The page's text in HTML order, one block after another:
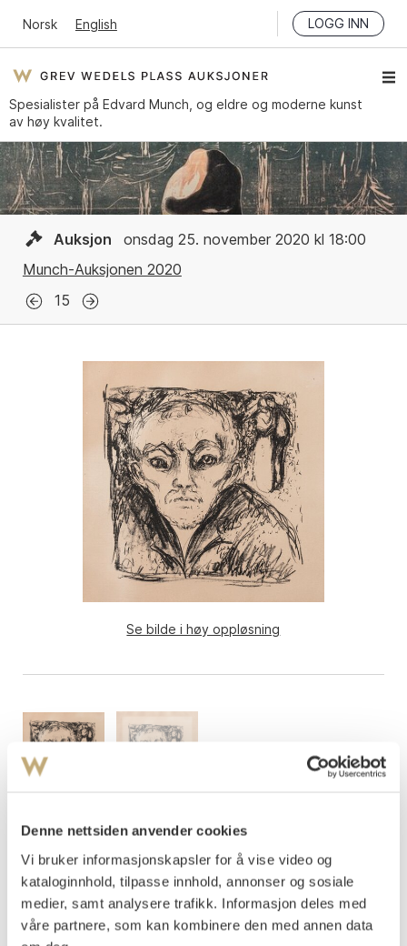
Denne nettsiden anvender cookies
Vi bruker informasjonskapsler for å vise video og
kataloginnhold, tilpasse innhold, annonser og sosiale
medier, samt analysere trafikk. Informasjon deles med
våre partnere, som kan kombinere den med annen data
Norsk English LOGG INN
Spesialister på Edvard Munch, og eldre og moderne kunst
av høy kvalitet.
Auksjon
onsdag 25. november 2020 kl 18:00
Munch-Auksjonen 2020
15
Se bilde i høy oppløsning
Munch, Edvard (1863-1944)
Sjalusi IV
Litografi trykket i svart på middels tynt gulhvitt papir
Arket: 509-514x370 mm Motivet: 230x226 mm
Sekundær signatur med blyant nede t.h.: Edv Munch